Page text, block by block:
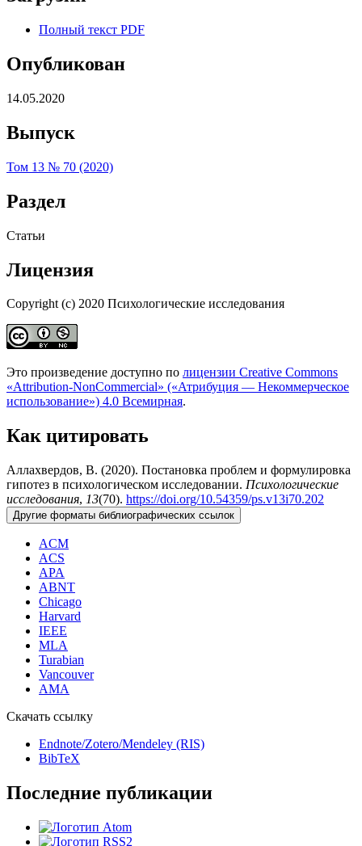
Полный текст PDF
Опубликован
14.05.2020
Выпуск
Том 13 № 70 (2020)
Раздел
Статьи
Лицензия
Copyright (c) 2020 Психологические исследования
Это произведение доступно по лицензии Creative Commons
«Attribution-NonCommercial» («Атрибуция — Некоммерческое
использование») 4.0 Всемирная.
Как цитировать
Аллахвердов, В. (2020). Постановка проблем и формулировка
гипотез в психологическом исследовании. Психологические
исследования, 13(70). https://doi.org/10.54359/ps.v13i70.202
Другие форматы библиографических ссылок
ACM
ACS
APA
ABNT
Chicago
Harvard
IEEE
MLA
Turabian
Vancouver
AMA
Скачать ссылку
Endnote/Zotero/Mendeley (RIS)
BibTeX
Последние публикации